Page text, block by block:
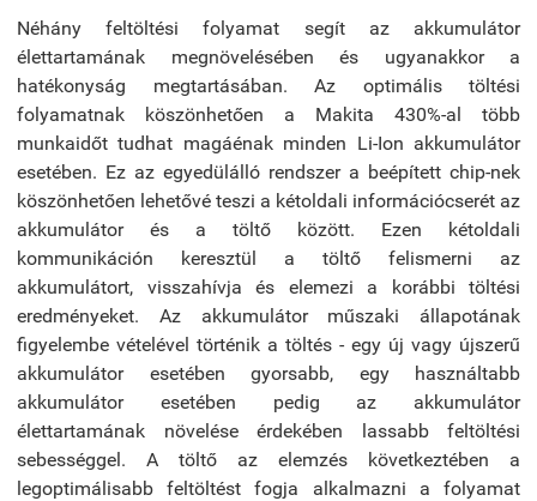
Néhány feltöltési folyamat segít az akkumulátor
élettartamának megnövelésében és ugyanakkor a
hatékonyság megtartásában. Az optimális töltési
folyamatnak köszönhetően a Makita 430%-al több
munkaidőt tudhat magáénak minden Li-Ion akkumulátor
esetében. Ez az egyedülálló rendszer a beépített chip-nek
köszönhetően lehetővé teszi a kétoldali információcserét az
akkumulátor és a töltő között. Ezen kétoldali
kommunikáción keresztül a töltő felismerni az
akkumulátort, visszahívja és elemezi a korábbi töltési
eredményeket. Az akkumulátor műszaki állapotának
figyelembe vételével történik a töltés - egy új vagy újszerű
akkumulátor esetében gyorsabb, egy használtabb
akkumulátor esetében pedig az akkumulátor
élettartamának növelése érdekében lassabb feltöltési
sebességgel. A töltő az elemzés következtében a
legoptimálisabb feltöltést fogja alkalmazni a folyamat